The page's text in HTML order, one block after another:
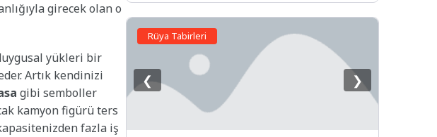
girecek olan o
yükleri bir
Artık kendinizi
gibi semboller
kamyon figürü ters
fazla iş
Rüya Tabirleri
❮ ❯